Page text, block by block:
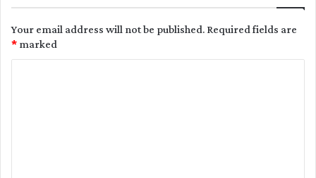
Your email address will not be published.Required fields are
marked
*